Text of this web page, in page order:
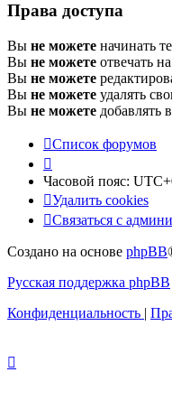
Права доступа
Вы не можете начинать
Вы не можете отвечать
Вы не можете
Вы не можете удалять
Вы не можете добавлять
Список форумов
Часовой пояс:
Удалить cookies
Связаться с
Создано на основе phpBB
Русская поддержка phpBB
Конфиденциальность |